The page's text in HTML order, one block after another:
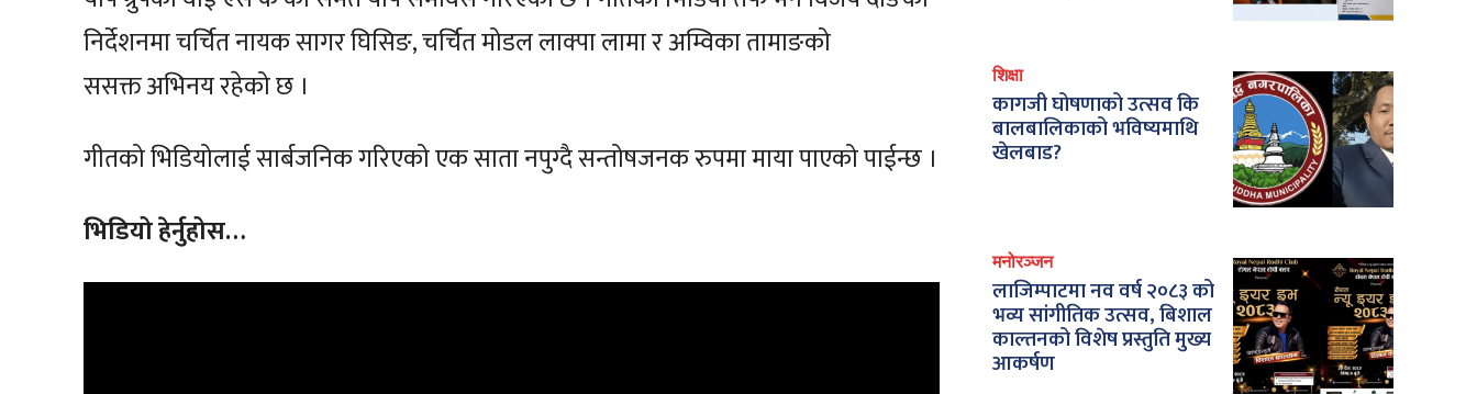
निर्देशनमा चर्चित नायक सागर घिसिङ, चर्चित मोडल लाक्पा लामा र अम्विका तामाङको
ससक्त अभिनय रहेको छ ।
गीतको भिडियोलाई सार्बजनिक गरिएको एक साता नपुग्दै सन्तोषजनक रुपमा माया पाएको पाईन्छ ।
भिडियो हेर्नुहोस…
शिक्षा
कागजी घोषणाको उत्सव कि
बालबालिकाको भविष्यमाथि
खेलबाड?
मनोरञ्जन
लाजिम्पाटमा नव वर्ष २०८३ को
भव्य सांगीतिक उत्सव, बिशाल
काल्तनको विशेष प्रस्तुति मुख्य
आकर्षण